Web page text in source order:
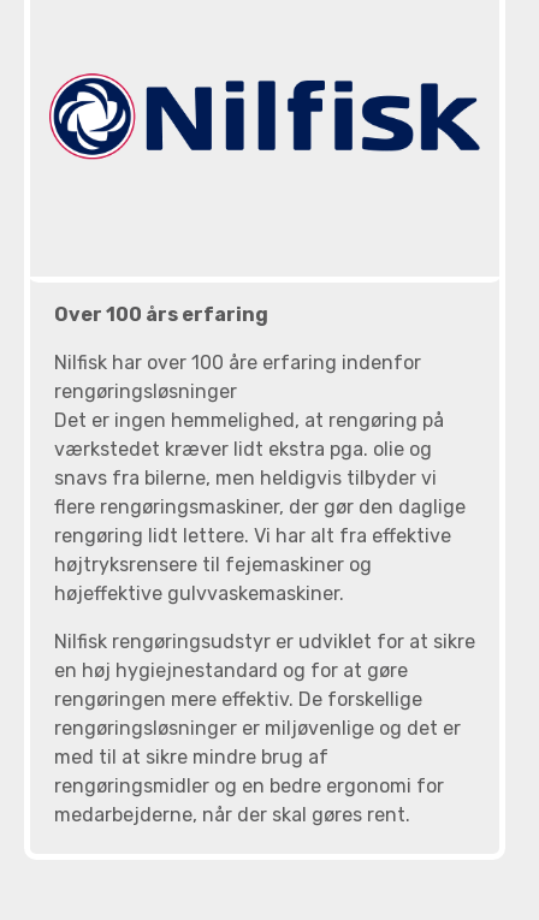
Over 100 års erfaring
Nilfisk har over 100 åre erfaring indenfor
rengøringsløsninger
Det er ingen hemmelighed, at rengøring på
værkstedet kræver lidt ekstra pga. olie og
snavs fra bilerne, men heldigvis tilbyder vi
flere rengøringsmaskiner, der gør den daglige
rengøring lidt lettere. Vi har alt fra effektive
højtryksrensere til fejemaskiner og
højeffektive gulvvaskemaskiner.
Nilfisk rengøringsudstyr er udviklet for at sikre
en høj hygiejnestandard og for at gøre
rengøringen mere effektiv. De forskellige
rengøringsløsninger er miljøvenlige og det er
med til at sikre mindre brug af
rengøringsmidler og en bedre ergonomi for
medarbejderne, når der skal gøres rent.